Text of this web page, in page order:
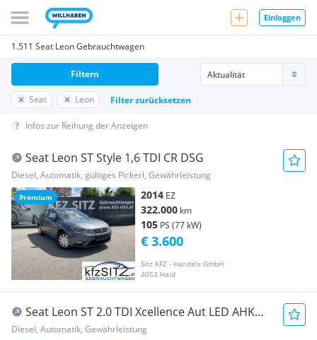
Einloggen
1.511 Seat Leon Gebrauchtwagen
Seat Leon Filter zurücksetzen
Filtern
Infos zur Reihung der Anzeigen
Premium
Seat Leon ST Style 1,6 TDI CR DSG
Diesel, Automatik, gültiges Pickerl, Gewährleistung
2014 EZ
322.000 km
105 PS (77 kW)
Sitz KFZ - Handels GmbH
4053 Haid
€ 3.600
Seat Leon ST 2.0 TDI Xcellence Aut LED AHK
NAVI ASSIS
Diesel, Automatik, Gewährleistung